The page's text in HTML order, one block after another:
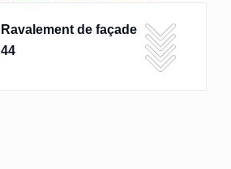
Ravalement de façade
44